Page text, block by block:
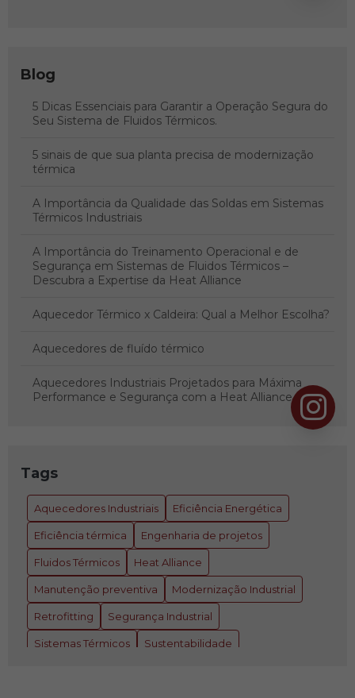
Blog
5 Dicas Essenciais para Garantir a Operação Segura do
Seu Sistema de Fluidos Térmicos.
5 sinais de que sua planta precisa de modernização
térmica
A Importância da Qualidade das Soldas em Sistemas
Térmicos Industriais
A Importância do Treinamento Operacional e de
Segurança em Sistemas de Fluidos Térmicos –
Descubra a Expertise da Heat Alliance
Aquecedor Térmico x Caldeira: Qual a Melhor Escolha?
Aquecedores de fluído térmico
Aquecedores Industriais Projetados para Máxima
Performance e Segurança com a Heat Alliance
Aquecedores Térmicos: Heat Alliance - Referência em
As vantagens de um fluído térmico de qualidade
Assessoria e análise de óleos térmicos
Atendemos em toda américa latina
Atendimento completo para sistemas de fluídos
térmicos
Como a engenharia de projetos personalizados reduz
Tags
Aquecedores Industriais Eficiência Energética
Eficiência térmica Engenharia de projetos
Fluidos Térmicos Heat Alliance
Manutenção preventiva Modernização Industrial
Retrofitting Segurança Industrial
Sistemas Térmicos Sustentabilidade